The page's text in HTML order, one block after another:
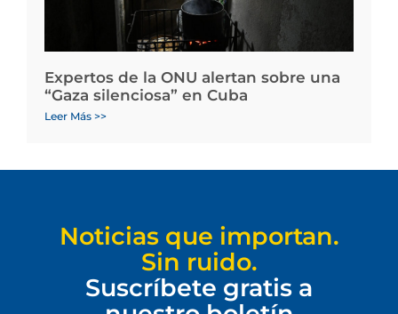
Expertos de la ONU alertan sobre una
“Gaza silenciosa” en Cuba
Leer Más >>
Noticias que importan.
Sin ruido.
Suscríbete gratis a